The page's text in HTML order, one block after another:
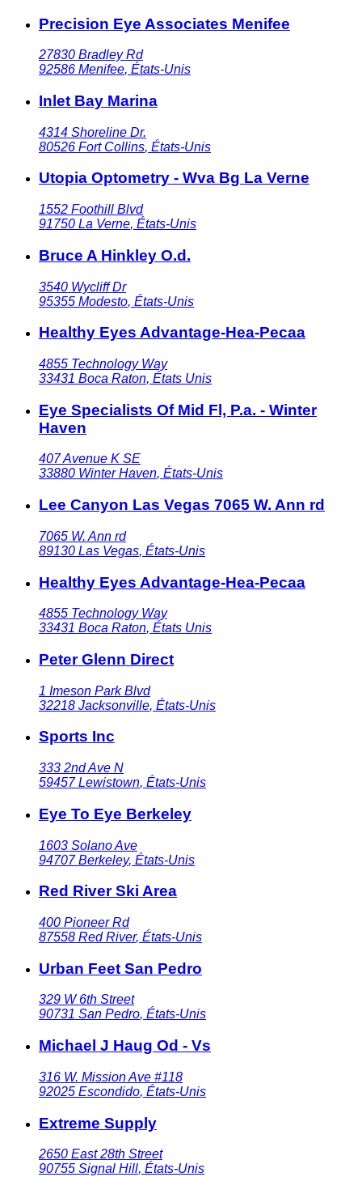
Precision Eye Associates Menifee
27830 Bradley Rd
92586 Menifee, États-Unis
Inlet Bay Marina
4314 Shoreline Dr.
80526 Fort Collins, États-Unis
Utopia Optometry - Wva Bg La Verne
1552 Foothill Blvd
91750 La Verne, États-Unis
Bruce A Hinkley O.d.
3540 Wycliff Dr
95355 Modesto, États-Unis
Healthy Eyes Advantage-Hea-Pecaa
4855 Technology Way
33431 Boca Raton, États Unis
Eye Specialists Of Mid Fl, P.a. - Winter
Haven
407 Avenue K SE
33880 Winter Haven, États-Unis
Lee Canyon Las Vegas 7065 W. Ann rd
7065 W. Ann rd
89130 Las Vegas, États-Unis
Healthy Eyes Advantage-Hea-Pecaa
4855 Technology Way
33431 Boca Raton, États Unis
Peter Glenn Direct
1 Imeson Park Blvd
32218 Jacksonville, États-Unis
Sports Inc
333 2nd Ave N
59457 Lewistown, États-Unis
Eye To Eye Berkeley
1603 Solano Ave
94707 Berkeley, États-Unis
Red River Ski Area
400 Pioneer Rd
87558 Red River, États-Unis
Urban Feet San Pedro
329 W 6th Street
90731 San Pedro, États-Unis
Michael J Haug Od - Vs
316 W. Mission Ave #118
92025 Escondido, États-Unis
Extreme Supply
2650 East 28th Street
90755 Signal Hill, États-Unis